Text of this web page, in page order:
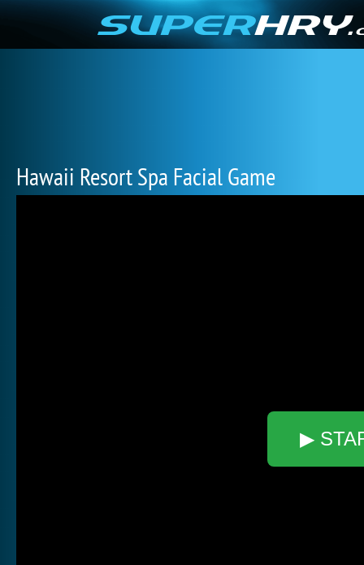
Hawaii Resort Spa Facial Game
▶